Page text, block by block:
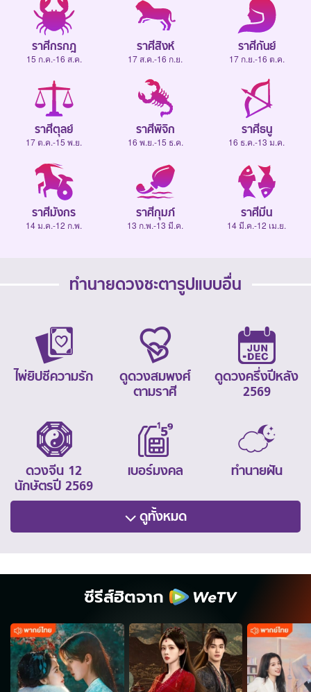
ราศีกรกฎ
15 ก.ค.-16 ส.ค.
ราศีสิงห์
17 ส.ค.-16 ก.ย.
ราศีกันย์
17 ก.ย.-16 ต.ค.
ราศีตุลย์
17 ต.ค.-15 พ.ย.
ราศีพิจิก
16 พ.ย.-15 ธ.ค.
ราศีธนู
16 ธ.ค.-13 ม.ค.
ราศีมังกร
14 ม.ค.-12 ก.พ.
ราศีกุมภ์
13 ก.พ.-13 มี.ค.
ราศีมีน
14 มี.ค.-12 เม.ย.
ทำนายดวงชะตารูปแบบอื่น
ไพ่ยิปซีความรัก
ดูดวงสมพงศ์
ตามราศี
ดูดวงครึ่งปีหลัง
2569
ดวงจีน 12
นักษัตรปี 2569
เบอร์มงคล ทำนายฝัน
ดูทั้งหมด
ซีรีส์ฮิตจาก